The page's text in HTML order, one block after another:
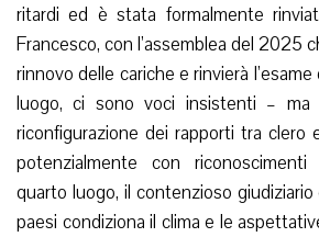
ritardi ed è stata formalmente
Francesco, con l’assemblea del 2025
rinnovo delle cariche e rinvierà
luogo, ci sono voci insistenti –
riconfigurazione dei rapporti tra clero
potenzialmente con
quarto luogo, il contenzioso
paesi condiziona il clima e le